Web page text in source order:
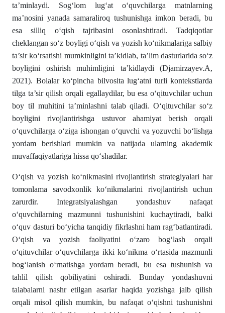
ta’minlaydi. Sogʻlom lugʻat oʻquvchilarga matnlarning
ma’nosini yanada samaraliroq tushunishga imkon beradi, bu
esa silliq oʻqish tajribasini osonlashtiradi. Tadqiqotlar
cheklangan soʻz boyligi oʻqish va yozish koʻnikmalariga salbiy
ta’sir koʻrsatishi mumkinligini ta’kidlab, ta’lim dasturlarida soʻz
boyligini oshirish muhimligini ta’kidlaydi (Djamirzayev.A,
2021). Bolalar koʻpincha bilvosita lugʻatni turli kontekstlarda
tilga ta’sir qilish orqali egallaydilar, bu esa oʻqituvchilar uchun
boy til muhitini ta’minlashni talab qiladi. Oʻqituvchilar soʻz
boyligini rivojlantirishga ustuvor ahamiyat berish orqali
oʻquvchilarga oʻziga ishongan oʻquvchi va yozuvchi boʻlishga
yordam berishlari mumkin va natijada ularning akademik
muvaffaqiyatlariga hissa qoʻshadilar.
Oʻqish va yozish ko‘nikmasini rivojlantirish strategiyalari har
tomonlama savodxonlik koʻnikmalarini rivojlantirish uchun
zarurdir. Integratsiyalashgan yondashuv nafaqat
oʻquvchilarning mazmunni tushunishini kuchaytiradi, balki
oʻquv dasturi boʻyicha tanqidiy fikrlashni ham ragʻbatlantiradi.
Oʻqish va yozish faoliyatini oʻzaro bogʻlash orqali
oʻqituvchilar oʻquvchilarga ikki koʻnikma oʻrtasida mazmunli
bogʻlanish oʻrnatishga yordam beradi, bu esa tushunish va
tahlil qilish qobiliyatini oshiradi. Bunday yondashuvni
talabalarni nashr etilgan asarlar haqida yozishga jalb qilish
orqali misol qilish mumkin, bu nafaqat oʻqishni tushunishni